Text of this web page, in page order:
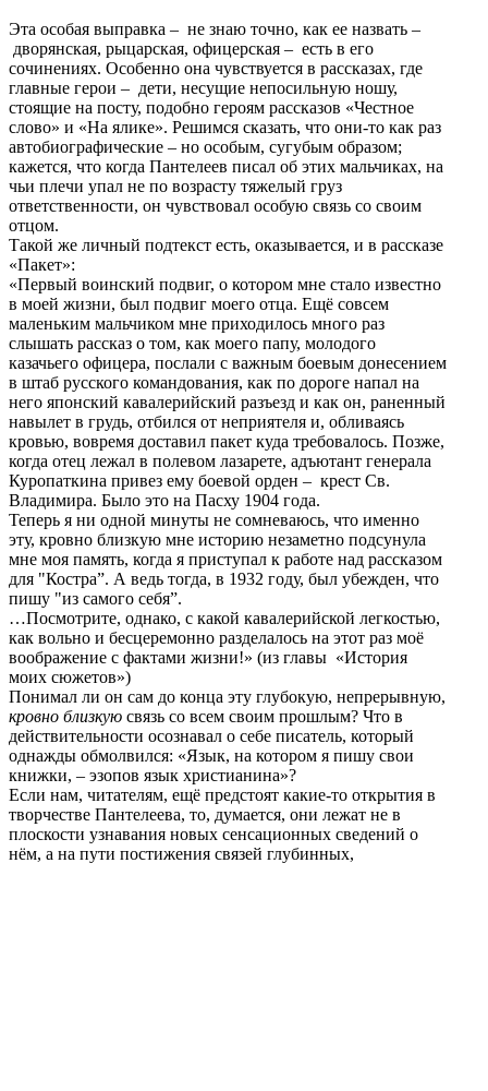
Эта особая выправка – не знаю точно, как ее назвать –
дворянская, рыцарская, офицерская – есть в его
сочинениях. Особенно она чувствуется в рассказах, где
главные герои – дети, несущие непосильную ношу,
стоящие на посту, подобно героям рассказов «Честное
слово» и «На ялике». Решимся сказать, что они-то как раз
автобиографические – но особым, сугубым образом;
кажется, что когда Пантелеев писал об этих мальчиках, на
чьи плечи упал не по возрасту тяжелый груз
ответственности, он чувствовал особую связь со своим
отцом.
Такой же личный подтекст есть, оказывается, и в рассказе
«Пакет»:
«Первый воинский подвиг, о котором мне стало известно
в моей жизни, был подвиг моего отца. Ещё совсем
маленьким мальчиком мне приходилось много раз
слышать рассказ о том, как моего папу, молодого
казачьего офицера, послали с важным боевым донесением
в штаб русского командования, как по дороге напал на
него японский кавалерийский разъезд и как он, раненный
навылет в грудь, отбился от неприятеля и, обливаясь
кровью, вовремя доставил пакет куда требовалось. Позже,
когда отец лежал в полевом лазарете, адъютант генерала
Куропаткина привез ему боевой орден – крест Св.
Владимира. Было это на Пасху 1904 года.
Теперь я ни одной минуты не сомневаюсь, что именно
эту, кровно близкую мне историю незаметно подсунула
мне моя память, когда я приступал к работе над рассказом
для "Костра”. А ведь тогда, в 1932 году, был убежден, что
пишу "из самого себя”.
…Посмотрите, однако, с какой кавалерийской легкостью,
как вольно и бесцеремонно разделалось на этот раз моё
воображение с фактами жизни!» (из главы «История
моих сюжетов»)
Понимал ли он сам до конца эту глубокую, непрерывную,
кровно близкую связь со всем своим прошлым? Что в
действительности осознавал о себе писатель, который
однажды обмолвился: «Язык, на котором я пишу свои
книжки, – эзопов язык христианина»?
Если нам, читателям, ещё предстоят какие-то открытия в
творчестве Пантелеева, то, думается, они лежат не в
плоскости узнавания новых сенсационных сведений о
нём, а на пути постижения связей глубинных,